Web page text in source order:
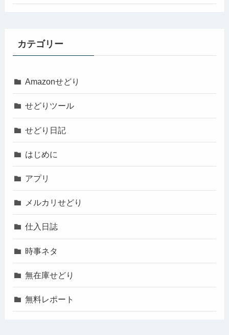
カテゴリー
Amazonせどり
せどりツール
せどり日記
はじめに
アプリ
メルカリせどり
仕入日誌
時事ネタ
無在庫せどり
無料レポート